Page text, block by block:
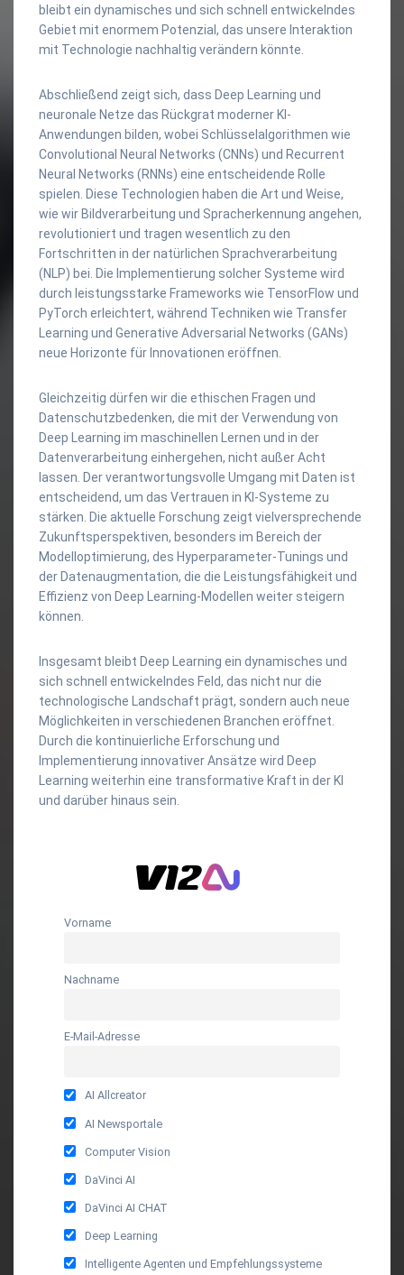
bleibt ein dynamisches und sich schnell entwickelndes
Gebiet mit enormem Potenzial, das unsere Interaktion
mit Technologie nachhaltig verändern könnte.
Abschließend zeigt sich, dass Deep Learning und
neuronale Netze das Rückgrat moderner KI-
Anwendungen bilden, wobei Schlüsselalgorithmen wie
Convolutional Neural Networks (CNNs) und Recurrent
Neural Networks (RNNs) eine entscheidende Rolle
spielen. Diese Technologien haben die Art und Weise,
wie wir Bildverarbeitung und Spracherkennung angehen,
revolutioniert und tragen wesentlich zu den
Fortschritten in der natürlichen Sprachverarbeitung
(NLP) bei. Die Implementierung solcher Systeme wird
durch leistungsstarke Frameworks wie TensorFlow und
PyTorch erleichtert, während Techniken wie Transfer
Learning und Generative Adversarial Networks (GANs)
neue Horizonte für Innovationen eröffnen.
Gleichzeitig dürfen wir die ethischen Fragen und
Datenschutzbedenken, die mit der Verwendung von
Deep Learning im maschinellen Lernen und in der
Datenverarbeitung einhergehen, nicht außer Acht
lassen. Der verantwortungsvolle Umgang mit Daten ist
entscheidend, um das Vertrauen in KI-Systeme zu
stärken. Die aktuelle Forschung zeigt vielversprechende
Zukunftsperspektiven, besonders im Bereich der
Modelloptimierung, des Hyperparameter-Tunings und
der Datenaugmentation, die die Leistungsfähigkeit und
Effizienz von Deep Learning-Modellen weiter steigern
können.
Insgesamt bleibt Deep Learning ein dynamisches und
sich schnell entwickelndes Feld, das nicht nur die
technologische Landschaft prägt, sondern auch neue
Möglichkeiten in verschiedenen Branchen eröffnet.
Durch die kontinuierliche Erforschung und
Implementierung innovativer Ansätze wird Deep
Learning weiterhin eine transformative Kraft in der KI
und darüber hinaus sein.
Vorname
Nachname
E-Mail-Adresse
AI Allcreator
AI Newsportale
Computer Vision
DaVinci AI
DaVinci AI CHAT
Deep Learning
Intelligente Agenten und Empfehlungssysteme